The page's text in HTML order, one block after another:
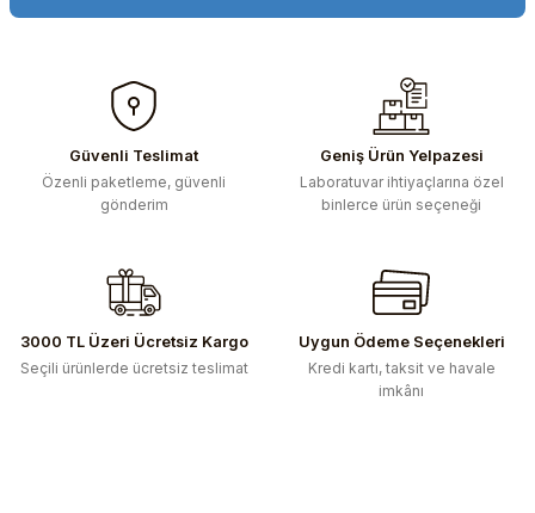
konularda yetersiz gördüğünüz noktaları öneri formunu
kullanarak tarafımıza iletebilirsiniz.
Görüş ve önerileriniz için teşekkür ederiz.
Ürün resmi kalitesiz, bozuk veya görüntülenemiyor.
Ürün fiyatı diğer sitelerden daha pahalı.
Bu ürüne benzer farklı alternatifler olmalı.
Güvenli Teslimat
Özenli paketleme, güvenli
gönderim
Geniş Ürün Yelpazesi
Laboratuvar ihtiyaçlarına özel
binlerce ürün seçeneği
3000 TL Üzeri Ücretsiz Kargo
Seçili ürünlerde ücretsiz teslimat
Uygun Ödeme Seçenekleri
Kredi kartı, taksit ve havale
imkânı